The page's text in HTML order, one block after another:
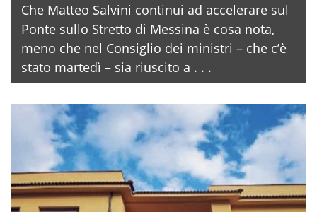
Che Matteo Salvini continui ad accelerare sul
Ponte sullo Stretto di Messina è cosa nota,
meno che nel Consiglio dei ministri – che c’è
stato martedì – sia riuscito a . . .